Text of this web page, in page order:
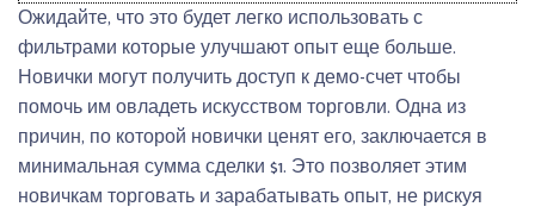
Ожидайте, что это будет легко использовать с
фильтрами которые улучшают опыт еще больше.
Новички могут получить доступ к демо-счет чтобы
помочь им овладеть искусством торговли. Одна из
причин, по которой новички ценят его, заключается в
минимальная сумма сделки $1. Это позволяет этим
новичкам торговать и зарабатывать опыт, не рискуя